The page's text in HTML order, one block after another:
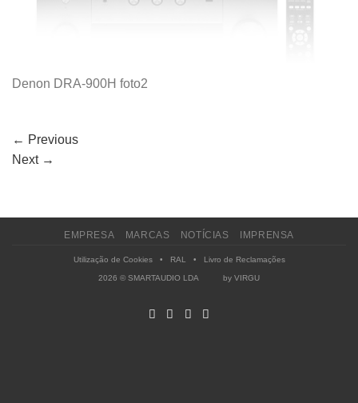
Denon DRA-900H foto2
← Previous
Next →
EMPRESA MARCAS NOTÍCIAS IMPRENSA
Utilização de Cookies• RAL • Livro de Reclamações
2026 © SMARTAUDIO LDA by VIRGU